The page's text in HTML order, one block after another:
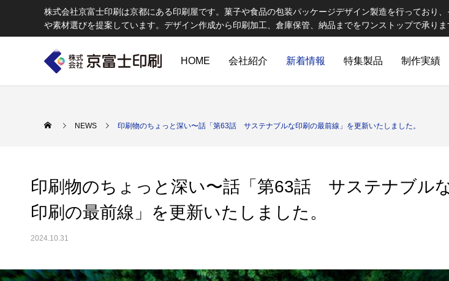
株式会社京富士印刷は京都にある印刷屋です。菓子や食品の包装パッケージデザイン製造を行っており
や素材選びを提案しています。デザイン作成から印刷加工、倉庫保管、納品までをワンストップで承りま
HOME 会社紹介 新着情報 特集製品 制作実績
案をしています。
出版印刷物（書籍、雑誌、参
フェで大好評「水みくじ」の仕組みと製作
殊印刷「発泡シルク印刷」と「UV厚盛印
食店の
NEWS 印刷物のちょっと深い〜話「第63話 サステナブルな印刷の最前線」を更新いたしました。
印刷物のちょっと深い〜話「第63話 サステナブル
印刷の最前線」を更新いたしました。
2024.10.31